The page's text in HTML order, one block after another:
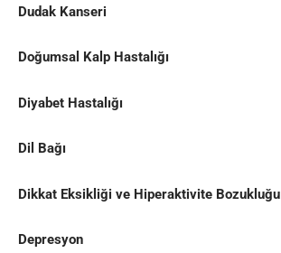
Dudak Kanseri
Doğumsal Kalp Hastalığı
Diyabet Hastalığı
Dil Bağı
Dikkat Eksikliği ve Hiperaktivite Bozukluğu
Depresyon